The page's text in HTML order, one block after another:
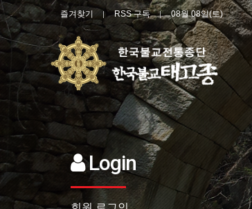
즐겨찾기 RSS 구독 08월 08일(토)
Login